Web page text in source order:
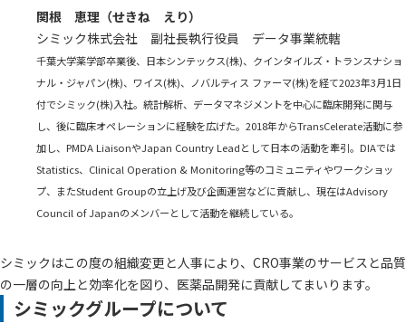
関根 恵理（せきね えり）
シミック株式会社 副社長執行役員 データ事業統轄
千葉大学薬学部卒業後、日本シンテックス(株)、クインタイルズ・トランスナショ
ナル・ジャパン(株)、ワイス(株)、ノバルティス ファーマ(株)を経て2023年3月1日
付でシミック(株)入社。統計解析、データマネジメントを中心に臨床開発に関与
し、後に臨床オペレーションに経験を広げた。2018年からTransCelerate活動に参
加し、PMDA LiaisonやJapan Country Leadとして日本の活動を牽引。DIAでは
Statistics、Clinical Operation & Monitoring等のコミュニティやワークショッ
プ、またStudent Groupの立上げ及び企画運営などに貢献し、現在はAdvisory
Council of Japanのメンバーとして活動を継続している。
シミックはこの度の組織変更と人事により、CRO事業のサービスと品質
の一層の向上と効率化を図り、医薬品開発に貢献してまいります。
シミックグループについて